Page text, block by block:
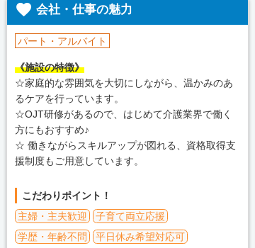
 会社・仕事の魅力
パート・アルバイト
《施設の特徴》
☆家庭的な雰囲気を大切にしながら、温かみのあ
るケアを行っています。
☆OJT研修があるので、はじめて介護業界で働く
方にもおすすめ♪
☆ 働きながらスキルアップが図れる、資格取得支
援制度もご用意しています。
こだわりポイント！
主婦・主夫歓迎
子育て両立応援
学歴・年齢不問
平日休み希望対応可